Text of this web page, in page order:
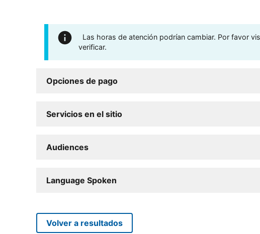
Las horas de atención podrían cambiar. Por favor
verificar.
Opciones de pago
Servicios en el sitio
Audiences
Language Spoken
Volver a resultados